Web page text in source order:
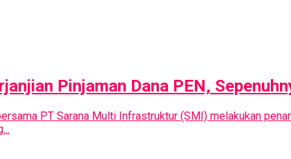
Pinjaman Dana PEN,
PT Sarana Multi Infrastruktur (SMI) melakukan